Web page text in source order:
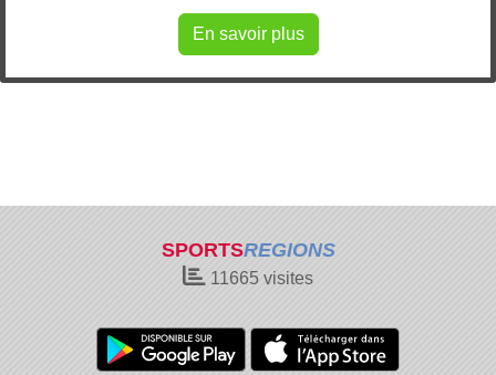
En savoir plus
SPORTSREGIONS
11665 visites